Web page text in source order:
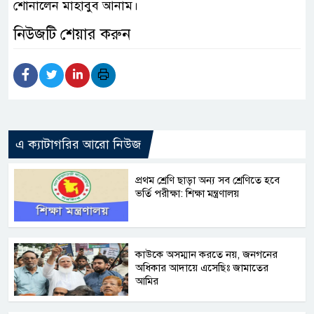
শোনালেন মাহাবুব আনাম।
নিউজটি শেয়ার করুন
এ ক্যাটাগরির আরো নিউজ
প্রথম শ্রেণি ছাড়া অন্য সব শ্রেণিতে হবে
ভর্তি পরীক্ষা: শিক্ষা মন্ত্রণালয়
কাউকে অসম্মান করতে নয়, জনগনের
অধিকার আদায়ে এসেছিঃ জামাতের
আমির